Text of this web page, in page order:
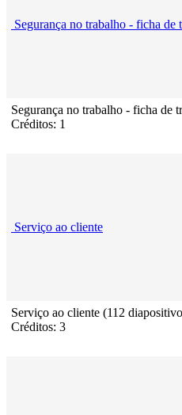
Segurança no trabalho - ficha de
Segurança no trabalho - ficha de
Créditos: 1
Serviço ao cliente
Serviço ao cliente (112
Créditos: 3